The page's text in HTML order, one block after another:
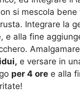
si mescola bene
Integrare la
e alla fine
e versare in
per 4 ore e alla